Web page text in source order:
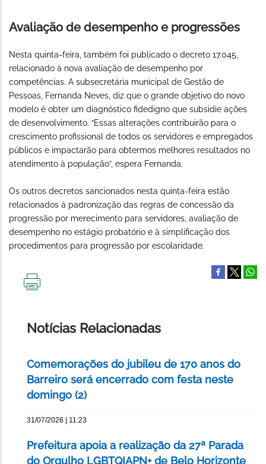
Avaliação de desempenho e progressões
Nesta quinta-feira, também foi publicado o decreto 17.045,
relacionado à nova avaliação de desempenho por
competências. A subsecretária municipal de Gestão de
Pessoas, Fernanda Neves, diz que o grande objetivo do novo
modelo é obter um diagnóstico fidedigno que subsidie ações
de desenvolvimento. “Essas alterações contribuirão para o
crescimento profissional de todos os servidores e empregados
públicos e impactarão para obtermos melhores resultados no
atendimento à população”, espera Fernanda.
Os outros decretos sancionados nesta quinta-feira estão
relacionados à padronização das regras de concessão da
progressão por merecimento para servidores, avaliação de
desempenho no estágio probatório e à simplificação dos
procedimentos para progressão por escolaridade.
Notícias Relacionadas
Comemorações do jubileu de 170 anos do
Barreiro será encerrado com festa neste
domingo (2)
31/07/2026 | 11:23
Prefeitura apoia a realização da 27ª Parada
do Orgulho LGBTQIAPN+ de Belo Horizonte